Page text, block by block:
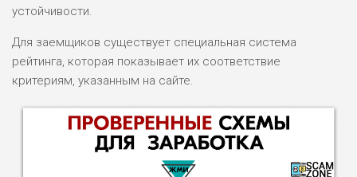
устойчивости.
Для заемщиков существует специальная система
рейтинга, которая показывает их соответствие
критериям, указанным на сайте.